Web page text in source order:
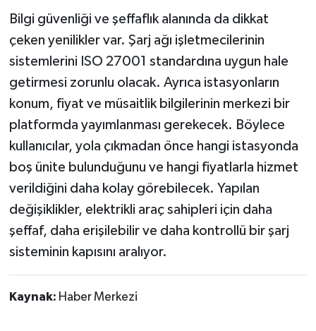
Bilgi güvenliği ve şeffaflık alanında da dikkat
çeken yenilikler var. Şarj ağı işletmecilerinin
sistemlerini ISO 27001 standardına uygun hale
getirmesi zorunlu olacak. Ayrıca istasyonların
konum, fiyat ve müsaitlik bilgilerinin merkezi bir
platformda yayımlanması gerekecek. Böylece
kullanıcılar, yola çıkmadan önce hangi istasyonda
boş ünite bulunduğunu ve hangi fiyatlarla hizmet
verildiğini daha kolay görebilecek. Yapılan
değişiklikler, elektrikli araç sahipleri için daha
şeffaf, daha erişilebilir ve daha kontrollü bir şarj
sisteminin kapısını aralıyor.
Kaynak: Haber Merkezi